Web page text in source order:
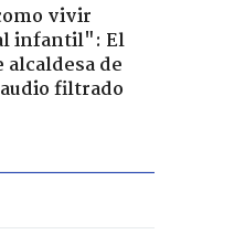
vivir
infantil": El
alcaldesa de
filtrado